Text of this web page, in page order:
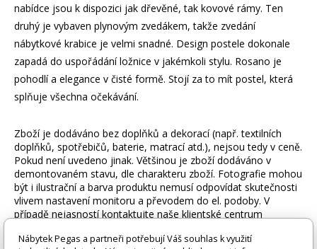
nabídce jsou k dispozici jak dřevěné, tak kovové rámy. Ten
druhý je vybaven plynovým zvedákem, takže zvedání
nábytkové krabice je velmi snadné. Design postele dokonale
zapadá do uspořádání ložnice v jakémkoli stylu. Rosano je
pohodlí a elegance v čisté formě. Stojí za to mít postel, která
splňuje všechna očekávání.
Zboží je dodáváno bez doplňků a dekorací (např. textilních
doplňků, spotřebičů, baterie, matrací atd.), nejsou tedy v ceně.
Pokud není uvedeno jinak. Většinou je zboží dodáváno v
demontovaném stavu, dle charakteru zboží. Fotografie mohou
být i ilustrační a barva produktu nemusí odpovídat skutečnosti
vlivem nastavení monitoru a převodem do el. podoby. V
případě nejasností kontaktujte naše klientské centrum
Nábytek Pegas a partneři potřebují Váš souhlas k využití